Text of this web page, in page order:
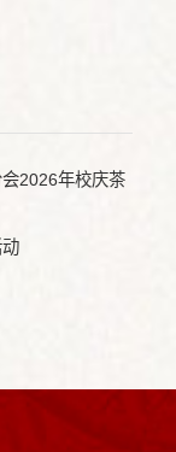
2026年校庆茶